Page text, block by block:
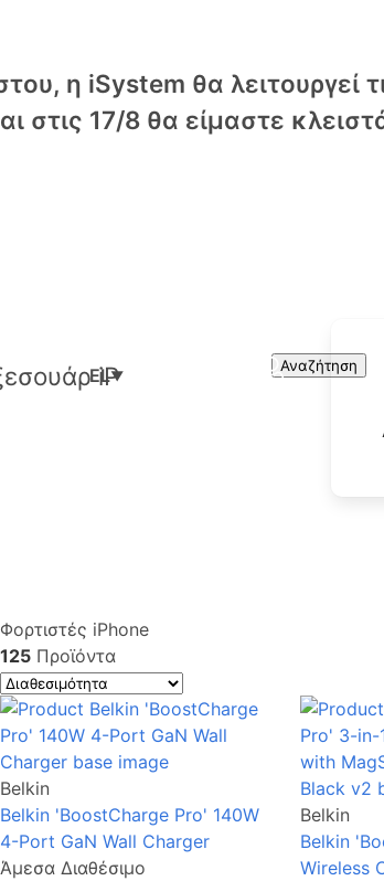
η iSystem θα λειτουργεί
στις 17/8 θα είμαστε
Search Αναζήτηση
EL▼
Φορτιστές iPhone
125 Προϊόντα
Belkin
Belkin 'BoostCharge Pro' 140W
4-Port GaN Wall Charger
Άμεσα Διαθέσιμο
Belkin
Belkin
Wireless